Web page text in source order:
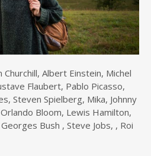
Albert Einstein, Michel
Flaubert, Pablo Picasso,
Steven Spielberg, Mika, Johnny
Bloom, Lewis Hamilton,
Bush , Steve Jobs, , Roi